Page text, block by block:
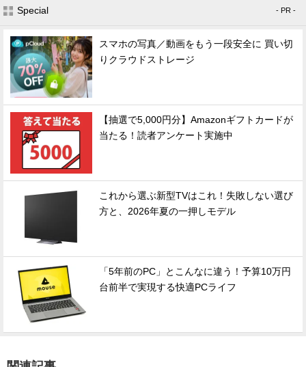
Special - PR -
スマホの写真／動画をもう一段安全に 買い切
りクラウドストレージ
【抽選で5,000円分】Amazonギフトカードが
当たる！読者アンケート実施中
これから選ぶ新型TVはこれ！失敗しない選び
方と、2026年夏の一押しモデル
「5年前のPC」とこんなに違う！予算10万円
台前半で実現する快適PCライフ